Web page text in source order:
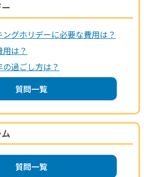
ングホリデーに必要な費用は？
は？
過ごし方は？
質問一覧
質問一覧